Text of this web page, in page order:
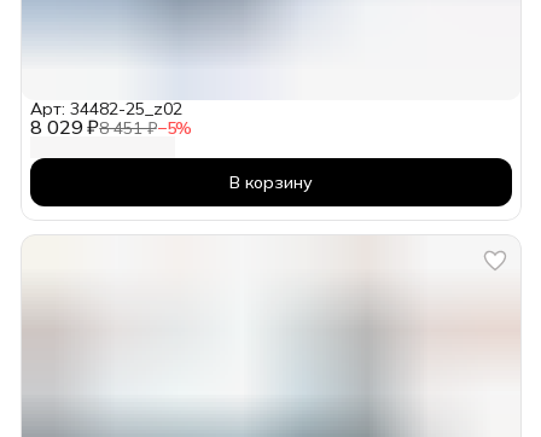
8 029 ₽8 451 ₽−5%
Арт: 34482-25_z02
В корзину